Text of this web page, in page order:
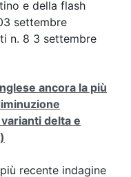
e della flash
settembre
n. 8 3 settembre
ancora la più
delta e
recente indagine